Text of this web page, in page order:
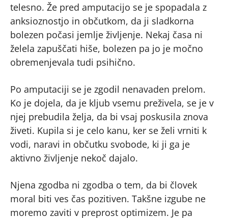
telesno. Že pred amputacijo se je spopadala z
anksioznostjo in občutkom, da ji sladkorna
bolezen počasi jemlje življenje. Nekaj časa ni
želela zapuščati hiše, bolezen pa jo je močno
obremenjevala tudi psihično.
Po amputaciji se je zgodil nenavaden prelom.
Ko je dojela, da je kljub vsemu preživela, se je v
njej prebudila želja, da bi vsaj poskusila znova
živeti. Kupila si je celo kanu, ker se želi vrniti k
vodi, naravi in občutku svobode, ki ji ga je
aktivno življenje nekoč dajalo.
Njena zgodba ni zgodba o tem, da bi človek
moral biti ves čas pozitiven. Takšne izgube ne
moremo zaviti v preprost optimizem. Je pa